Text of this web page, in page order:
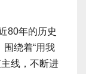
80年的历史
围绕着“用我
线，不断进